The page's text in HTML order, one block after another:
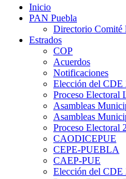
Inicio
PAN Puebla
Directorio Comité
Estrados
COP
Acuerdos
Notificaciones
Elección del CDE
Proceso Electoral
Asambleas
Asambleas
Proceso Electoral
CAODICEPUE
CEPE-PUEBLA
CAEP-PUE
Elección del CDE